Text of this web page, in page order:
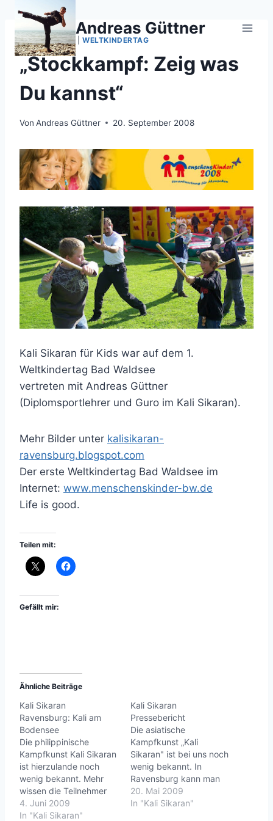
Zum
springen
Andreas Güttner
KALI SIKARAN| WELTKINDERTAG
„Stockkampf: Zeig was
Du kannst“
Von Andreas Güttner 20. September 2008
Kali Sikaran für Kids war auf dem 1.
Weltkindertag Bad Waldsee
vertreten mit Andreas Güttner
(Diplomsportlehrer und Guro im Kali Sikaran).
Mehr Bilder unter kalisikaran-
ravensburg.blogspot.com
Der erste Weltkindertag Bad Waldsee im
Internet: www.menschenskinder-bw.de
Life is good.
Teilen mit:
Gefällt mir:
Ähnliche Beiträge
Kali Sikaran
Ravensburg: Kali am
Bodensee
Die philippinische
Kampfkunst Kali Sikaran
ist hierzulande noch
wenig bekannt. Mehr
wissen die Teilnehmer
des Judo-Sportverein
Überlingen e.V.. Jeden
4. Juni 2009
In "Kali Sikaran"
Kali Sikaran
Pressebericht
Die asiatische
Kampfkunst „Kali
Sikaran" ist bei uns noch
wenig bekannt. In
Ravensburg kann man
sie erlernen.Die
Kampfkunst „Kali
20. Mai 2009
In "Kali Sikaran"